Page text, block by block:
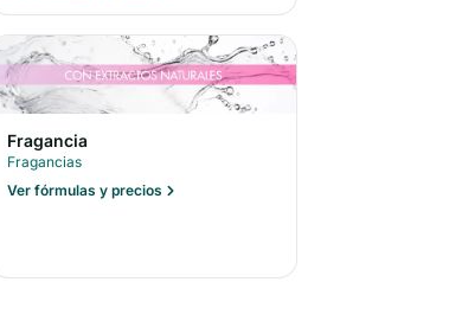
Fragancia
Fragancias
Ver fórmulas y precios